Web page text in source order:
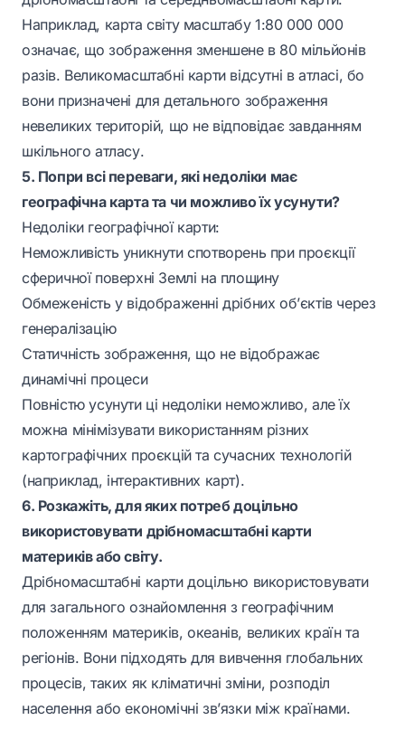
Наприклад, карта світу масштабу 1:80 000 000
означає, що зображення зменшене в 80 мільйонів
разів. Великомасштабні карти відсутні в атласі, бо
вони призначені для детального зображення
невеликих територій, що не відповідає завданням
шкільного атласу.
5. Попри всі переваги, які недоліки має
географічна карта та чи можливо їх усунути?
Недоліки географічної карти:
Неможливість уникнути спотворень при проєкції
сферичної поверхні Землі на площину
Обмеженість у відображенні дрібних об’єктів через
генералізацію
Статичність зображення, що не відображає
динамічні процеси
Повністю усунути ці недоліки неможливо, але їх
можна мінімізувати використанням різних
картографічних проєкцій та сучасних технологій
(наприклад, інтерактивних карт).
6. Розкажіть, для яких потреб доцільно
використовувати дрібномасштабні карти
материків або світу.
Дрібномасштабні карти доцільно використовувати
для загального ознайомлення з географічним
положенням материків, океанів, великих країн та
регіонів. Вони підходять для вивчення глобальних
процесів, таких як кліматичні зміни, розподіл
населення або економічні зв’язки між країнами.